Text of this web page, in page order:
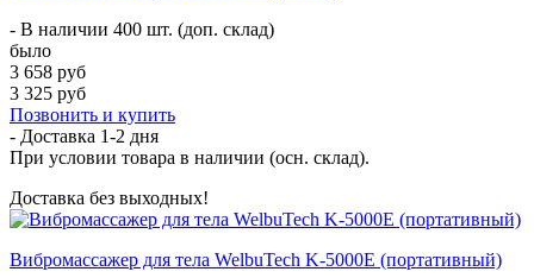
- В наличии 400 шт. (доп. склад)
было
3 658 руб
3 325 руб
Позвонить и купить
- Доставка 1-2 дня
При условии товара в наличии (осн. склад).
Доставка без выходных!
Вибромассажер для тела WelbuTech K-5000E (портативный)